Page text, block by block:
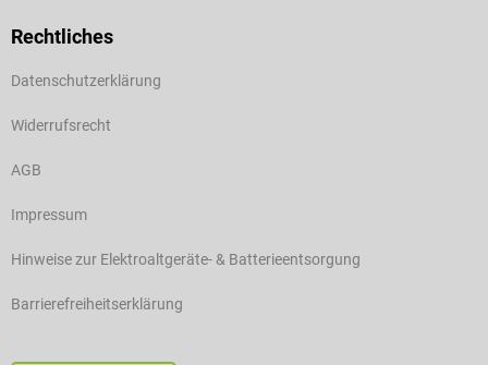
Rechtliches
Datenschutzerklärung
Widerrufsrecht
AGB
Impressum
Hinweise zur Elektroaltgeräte- & Batterieentsorgung
Barrierefreiheitserklärung